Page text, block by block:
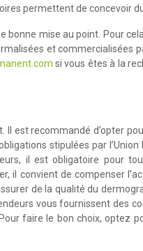
permettent de concevoir
bonne mise au point. Pour
et commercialisées
si vous êtes à la
Il est recommandé d’opter
stipulées par l’Union
il est obligatoire pour
il convient de compenser
de la qualité du
vous fournissent des
faire le bon choix, optez